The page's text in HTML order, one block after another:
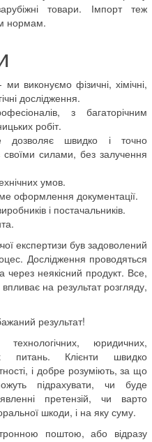
товари. Імпорт теж
нормам.
ми виконуємо фізичні, хімічні,
дослідження.
з багаторічним
робіт.
дозволяє швидко і точно
своїми силами, без залучення
умов.
оформлення документації.
і постачальників.
експертизи був задоволений
Дослідження проводяться
через неякісний продукт. Все,
на результат розгляду,
результат!
юридичних,
питань. Клієнти швидко
і добре розуміють, за що
підрахувати, чи буде
претензій, чи варто
шкоди, і на яку суму.
поштою, або відразу